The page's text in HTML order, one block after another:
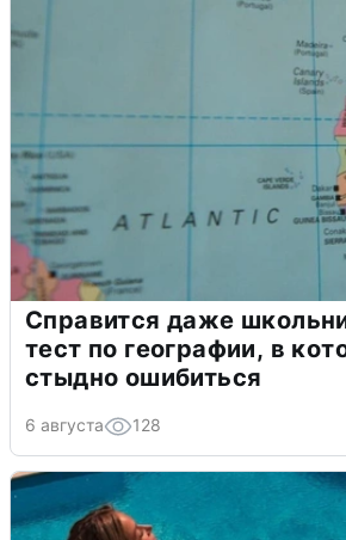
Справится даже
тест по географии, в
стыдно ошибиться
6 августа 128